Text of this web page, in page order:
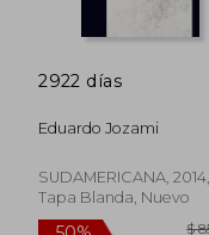
2922 días
Eduardo Jozami
SUDAMERICANA, 2014,
Tapa Blanda, Nuevo